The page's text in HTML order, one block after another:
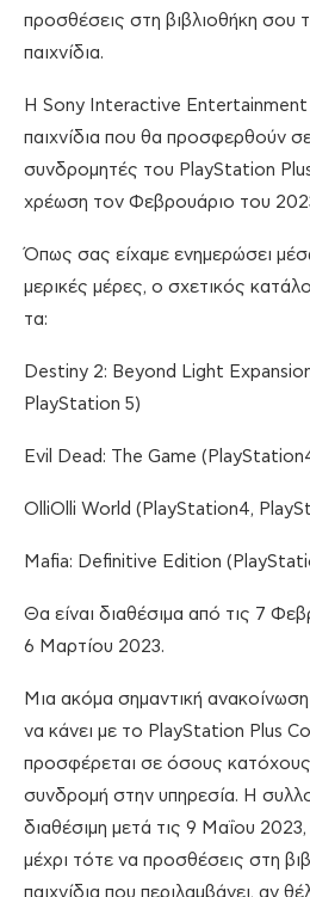
προσθέσεις στη βιβλιοθήκη σου
παιχνίδια.
H Sony Interactive Entertainment
παιχνίδια που θα προσφερθούν
συνδρομητές του PlayStation
χρέωση τον Φεβρουάριο του
Όπως σας είχαμε ενημερώσει
μερικές μέρες, ο σχετικός
τα:
Destiny 2: Beyond Light
PlayStation 5)
Evil Dead: The Game
OlliOlli World (PlayStation4,
Mafia: Definitive Edition
Θα είναι διαθέσιμα από τις 7
6 Μαρτίου 2023.
Μια ακόμα σημαντική
να κάνει με το PlayStation Plus
προσφέρεται σε όσους κατόχους
συνδρομή στην υπηρεσία. Η
διαθέσιμη μετά τις 9 Μαΐου
μέχρι τότε να προσθέσεις στη
παιχνίδια που περιλαμβάνει, αν